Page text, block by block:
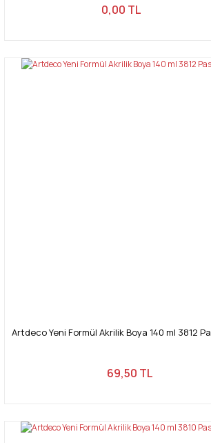
0,00 TL
Artdeco Yeni Formül Akrilik Boya 140 ml 3812
69,50 TL